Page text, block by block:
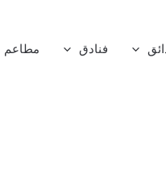
فنادق مطاعم